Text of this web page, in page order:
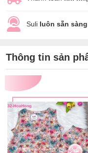
Suli luôn sẵn sàng
Thông tin sản